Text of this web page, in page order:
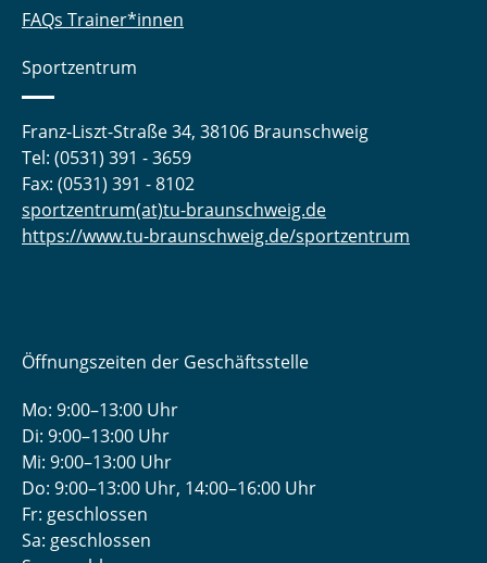
FAQs Trainer*innen
Sportzentrum
Franz-Liszt-Straße 34, 38106 Braunschweig
Tel: (0531) 391 - 3659
Fax: (0531) 391 - 8102
sportzentrum(at)tu-braunschweig.de
https://www.tu-braunschweig.de/sportzentrum
Öffnungszeiten der Geschäftsstelle
Mo: 9:00–13:00 Uhr
Di: 9:00–13:00 Uhr
Mi: 9:00–13:00 Uhr
Do: 9:00­–13:00 Uhr, 14:00­–16:00 Uhr
Fr: geschlossen
Sa: geschlossen